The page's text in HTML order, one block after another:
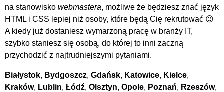
na stanowisko webmastera, możliwe że będziesz znać język
HTML i CSS lepiej niż osoby, które będą Cię rekrutować 😉
A kiedy już dostaniesz wymarzoną pracę w branży IT,
szybko staniesz się osobą, do której to inni zaczną
przychodzić z najtrudniejszymi pytaniami.
Białystok, Bydgoszcz, Gdańsk, Katowice, Kielce,
Kraków, Lublin, Łódź, Olsztyn, Opole, Poznań, Rzeszów,